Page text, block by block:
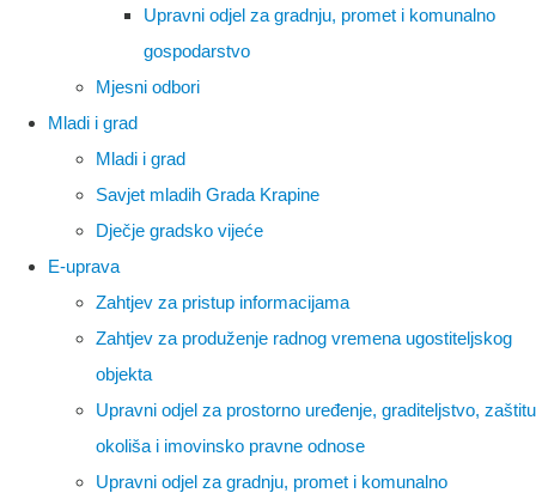
Upravni odjel za gradnju, promet i komunalno
gospodarstvo
Mjesni odbori
Mladi i grad
Mladi i grad
Savjet mladih Grada Krapine
Dječje gradsko vijeće
E-uprava
Zahtjev za pristup informacijama
Zahtjev za produženje radnog vremena ugostiteljskog
objekta
Upravni odjel za prostorno uređenje, graditeljstvo, zaštitu
okoliša i imovinsko pravne odnose
Upravni odjel za gradnju, promet i komunalno